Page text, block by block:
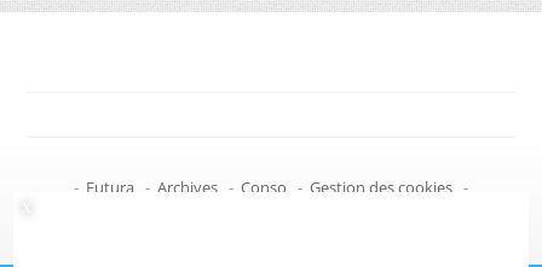
- Futura - Archives - Conso - Gestion des cookies -